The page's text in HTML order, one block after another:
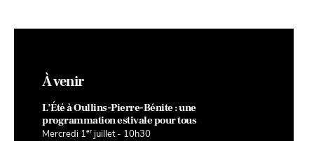
À venir
L’Été à Oullins-Pierre-Bénite : une
programmation estivale pour tous
Mercredi 1er juillet - 10h30